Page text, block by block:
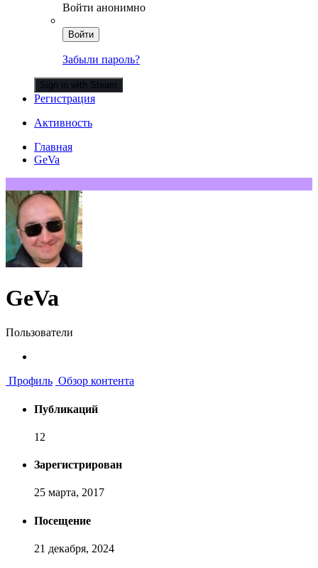
Войти анонимно
Войти
Забыли пароль?
Sign in with Steam
Регистрация
Активность
Главная
GeVa
GeVa
Пользователи
Профиль Обзор контента
Публикаций
12
Зарегистрирован
25 марта, 2017
Посещение
21 декабря, 2024